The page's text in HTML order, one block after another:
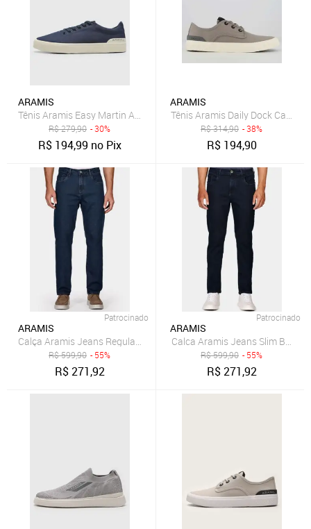
ARAMIS
Tênis Aramis Easy Martin Azul
R$279,90 - 30%
R$ 194,99 no Pix
ARAMIS
Tênis Aramis Daily Dock Canvas
R$314,90 - 38%
R$ 194,90
Patrocinado
ARAMIS
Calça Aramis Jeans Regular Escura Azul - 40
R$599,90 - 55%
R$271,92
Patrocinado
ARAMIS
Calca Aramis Jeans Slim Basica
R$599,90 - 55%
R$271,92